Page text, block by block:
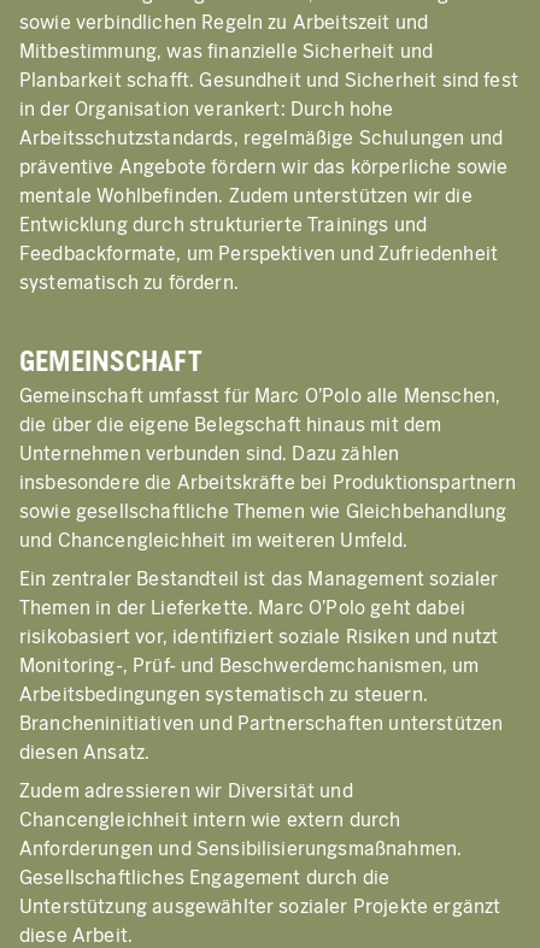
sowie verbindlichen Regeln zu Arbeitszeit und
Mitbestimmung, was finanzielle Sicherheit und
Planbarkeit schafft. Gesundheit und Sicherheit sind fest
in der Organisation verankert: Durch hohe
Arbeitsschutzstandards, regelmäßige Schulungen und
präventive Angebote fördern wir das körperliche sowie
mentale Wohlbefinden. Zudem unterstützen wir die
Entwicklung durch strukturierte Trainings und
Feedbackformate, um Perspektiven und Zufriedenheit
systematisch zu fördern.
GEMEINSCHAFT
Gemeinschaft umfasst für Marc O’Polo alle Menschen,
die über die eigene Belegschaft hinaus mit dem
Unternehmen verbunden sind. Dazu zählen
insbesondere die Arbeitskräfte bei Produktionspartnern
sowie gesellschaftliche Themen wie Gleichbehandlung
und Chancengleichheit im weiteren Umfeld.
Ein zentraler Bestandteil ist das Management sozialer
Themen in der Lieferkette. Marc O’Polo geht dabei
risikobasiert vor, identifiziert soziale Risiken und nutzt
Monitoring-, Prüf- und Beschwerdemchanismen, um
Arbeitsbedingungen systematisch zu steuern.
Brancheninitiativen und Partnerschaften unterstützen
diesen Ansatz.
Zudem adressieren wir Diversität und
Chancengleichheit intern wie extern durch
Anforderungen und Sensibilisierungsmaßnahmen.
Gesellschaftliches Engagement durch die
Unterstützung ausgewählter sozialer Projekte ergänzt
diese Arbeit.